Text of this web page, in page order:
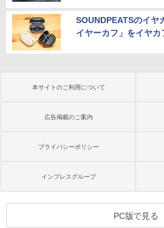
SOUNDPEATSのイヤ
イヤーカフ」をイヤカ
本サイトのご利用について
広告掲載のご案内
プライバシーポリシー
インプレスグループ
PC版で見る